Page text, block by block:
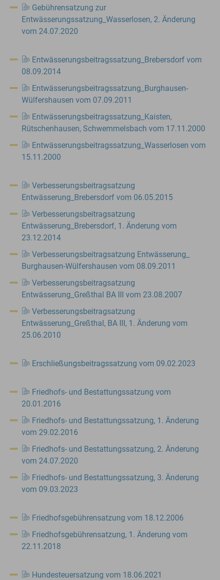
Gebührensatzung zur
Entwässerungssatzung_Wasserlosen, 2. Änderung
vom 24.07.2020
Entwässerungsbeitragssatzung_Brebersdorf vom
08.09.2014
Entwässerungsbeitragssatzung_Burghausen-
Wülfershausen vom 07.09.2011
Entwässerungsbeitragssatzung_Kaisten,
Rütschenhausen, Schwemmelsbach vom 17.11.2000
Entwässerungsbeitragssatzung_Wasserlosen vom
15.11.2000
Verbesserungsbeitragsatzung
Entwässerung_Brebersdorf vom 06.05.2015
Verbesserungsbeitragsatzung
Entwässerung_Brebersdorf, 1. Änderung vom
23.12.2014
Verbesserungsbeitragsatzung Entwässerung_
Burghausen-Wülfershausen vom 08.09.2011
Verbesserungsbeitragsatzung
Entwässerung_Greßthal BA III vom 23.08.2007
Verbesserungsbeitragsatzung
Entwässerung_Greßthal, BA III, 1. Änderung vom
25.06.2010
Erschließungsbeitragssatzung vom 09.02.2023
Friedhofs- und Bestattungssatzung vom
20.01.2016
Friedhofs- und Bestattungssatzung, 1. Änderung
vom 29.02.2016
Friedhofs- und Bestattungssatzung, 2. Änderung
vom 24.07.2020
Friedhofs- und Bestattungssatzung, 3. Änderung
vom 09.03.2023
Friedhofsgebührensatzung vom 18.12.2006
Friedhofsgebührensatzung, 1. Änderung vom
22.11.2018
Hundesteuersatzung vom 18.06.2021